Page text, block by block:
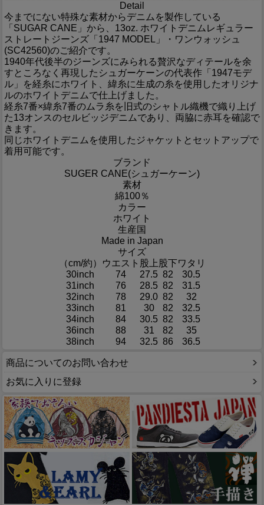
Detail
今までにない特殊な素材からデニムを製作している
「SUGAR CANE」から、13oz. ホワイトデニムレギュラー
ストレートジーンズ「1947 MODEL」・ワンウォッシュ
(SC42560)のご紹介です。
1940年代後半のジーンズにみられる贅沢なディテールを余
すところなく再現したシュガーケーンの代表作「1947モデ
ル」を経糸にホワイト、緯糸に生成の糸を使用したオリジナ
ルのホワイトデニムで仕上げました。
経糸7番×緯糸7番のムラ糸を旧式のシャトル織機で織り上げ
た13オンスのセルビッジデニムであり、両脇に赤耳を確認で
きます。
同じホワイトデニムを使用したジャケットとセットアップで
着用可能です。
ブランド
SUGER CANE(シュガーケーン)
素材
綿100％
カラー
ホワイト
生産国
Made in Japan
サイズ
（cm/約）
ウエスト 股上股下 ワタリ
30inch
74 27.5 82
30.5
31inch
76 28.5 82
31.5
32inch
78 29.0 82
32
33inch
81 30 82
32.5
34inch
84 30.5 82
33.5
36inch
88 31 82
35
38inch
94 32.5 86 36.5
商品についてのお問い合わせ
お気に入りに登録